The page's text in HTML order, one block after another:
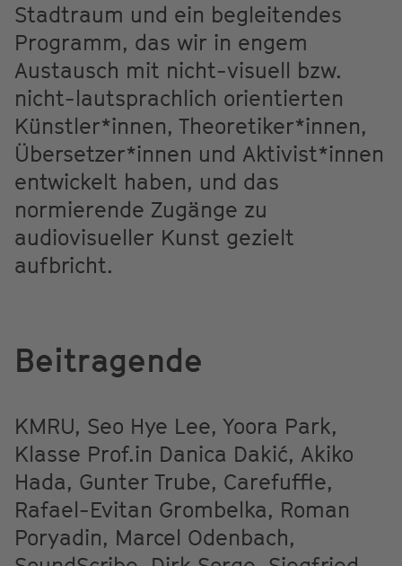
Stadtraum und ein begleitendes
Programm, das wir in engem
Austausch mit nicht-visuell bzw.
nicht-lautsprachlich orientierten
Künstler*innen, Theoretiker*innen,
Übersetzer*innen und Aktivist*innen
entwickelt haben, und das
normierende Zugänge zu
audiovisueller Kunst gezielt
aufbricht.
Beitragende
KMRU, Seo Hye Lee, Yoora Park,
Klasse Prof.in Danica Dakić, Akiko
Hada, Gunter Trube, Carefuffle,
Rafael-Evitan Grombelka, Roman
Poryadin, Marcel Odenbach,